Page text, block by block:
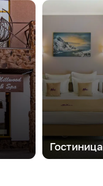
Гостиница